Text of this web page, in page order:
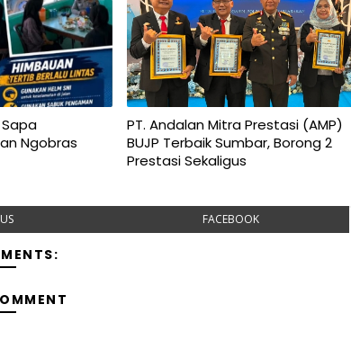
Ngobras
PT. Andalan Mitra Prestasi (AMP)
BUJP Terbaik Sumbar, Borong 2
Prestasi Sekaligus
FACEBOOK